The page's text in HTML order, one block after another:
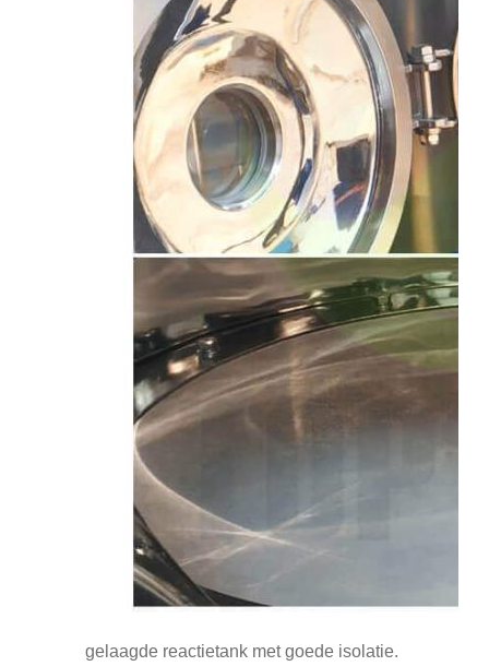
gelaagde reactietank met goede isolatie.